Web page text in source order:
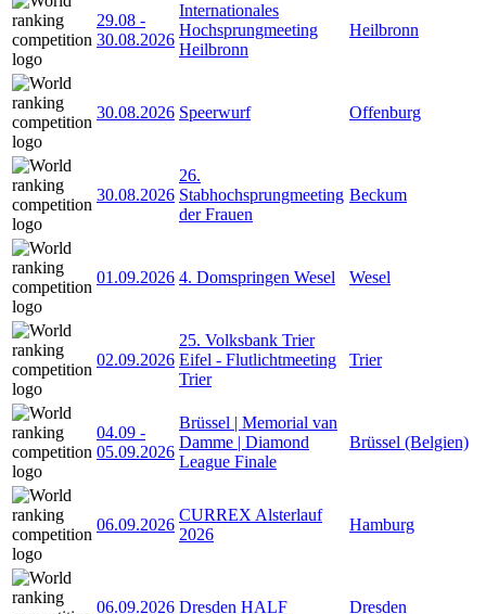
29.08 -
30.08.2026
Internationales
Hochsprungmeeting
Heilbronn
Heilbronn
30.08.2026 Speerwurf Offenburg
30.08.2026
26.
Stabhochsprungmeeting
der Frauen
Beckum
01.09.2026 4. Domspringen Wesel Wesel
02.09.2026
25. Volksbank Trier
Eifel - Flutlichtmeeting
Trier
Trier
04.09 -
05.09.2026
Brüssel | Memorial van
Damme | Diamond
League Finale
Brüssel (Belgien)
06.09.2026
CURREX Alsterlauf
2026
Hamburg
06.09.2026 Dresden HALF Dresden